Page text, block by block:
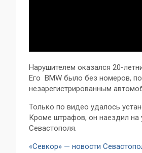
Нарушителем оказался 20-
Его BMW было без номеров,
незарегистрированным
Только по видео удалось
Кроме штрафов, он наездил
Севастополя.
«Севкор» — новости